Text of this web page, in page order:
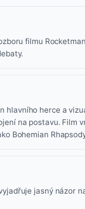
filmu
hlavního herce a
na postavu. Film
Bohemian
jasný názor